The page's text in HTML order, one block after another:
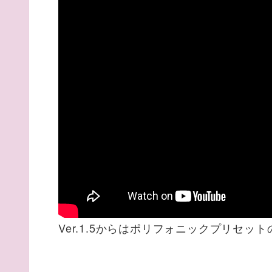
Ver.1.5からはポリフォニックプリセット